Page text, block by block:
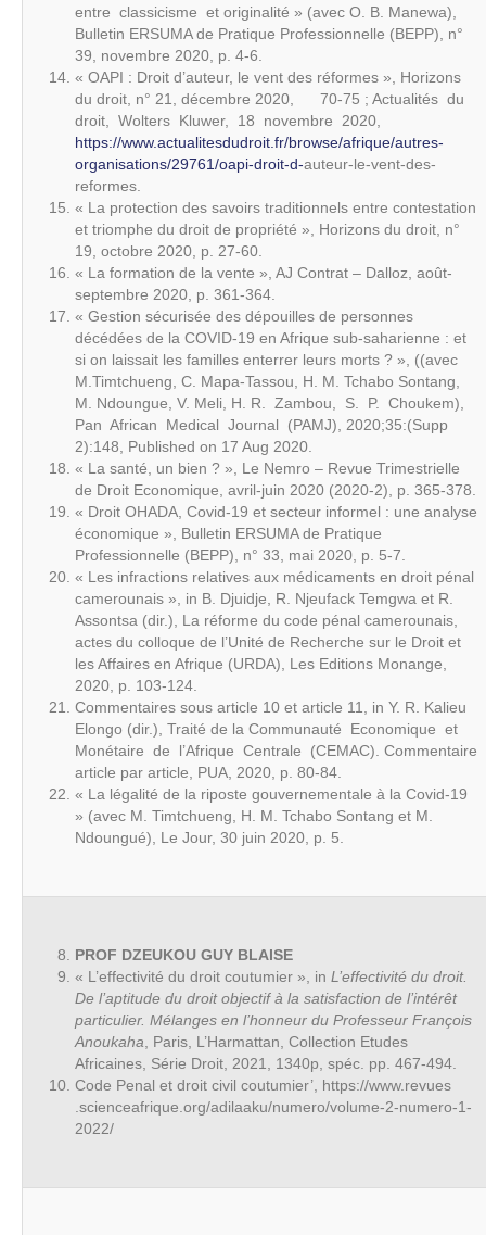
entre classicisme et originalité » (avec O. B. Manewa),
Bulletin ERSUMA de Pratique Professionnelle (BEPP), n°
39, novembre 2020, p. 4-6.
« OAPI : Droit d’auteur, le vent des réformes », Horizons
du droit, n° 21, décembre 2020, 70-75 ; Actualités du
droit, Wolters Kluwer, 18 novembre 2020,
https://www.actualitesdudroit.fr/browse/afrique/autres-
organisations/29761/oapi-droit-d-auteur-le-vent-des-
reformes.
« La protection des savoirs traditionnels entre contestation
et triomphe du droit de propriété », Horizons du droit, n°
19, octobre 2020, p. 27-60.
« La formation de la vente », AJ Contrat – Dalloz, août-
septembre 2020, p. 361-364.
« Gestion sécurisée des dépouilles de personnes
décédées de la COVID-19 en Afrique sub-saharienne : et
si on laissait les familles enterrer leurs morts ? », ((avec
M.Timtchueng, C. Mapa-Tassou, H. M. Tchabo Sontang,
M. Ndoungue, V. Meli, H. R. Zambou, S. P. Choukem),
Pan African Medical Journal (PAMJ), 2020;35:(Supp
2):148, Published on 17 Aug 2020.
« La santé, un bien ? », Le Nemro – Revue Trimestrielle
de Droit Economique, avril-juin 2020 (2020-2), p. 365-378.
« Droit OHADA, Covid-19 et secteur informel : une analyse
économique », Bulletin ERSUMA de Pratique
Professionnelle (BEPP), n° 33, mai 2020, p. 5-7.
« Les infractions relatives aux médicaments en droit pénal
camerounais », in B. Djuidje, R. Njeufack Temgwa et R.
Assontsa (dir.), La réforme du code pénal camerounais,
actes du colloque de l’Unité de Recherche sur le Droit et
les Affaires en Afrique (URDA), Les Editions Monange,
2020, p. 103-124.
Commentaires sous article 10 et article 11, in Y. R. Kalieu
Elongo (dir.), Traité de la Communauté Economique et
Monétaire de l’Afrique Centrale (CEMAC). Commentaire
article par article, PUA, 2020, p. 80-84.
« La légalité de la riposte gouvernementale à la Covid-19
» (avec M. Timtchueng, H. M. Tchabo Sontang et M.
Ndoungué), Le Jour, 30 juin 2020, p. 5.
PROF DZEUKOU GUY BLAISE
« L’effectivité du droit coutumier », in L’effectivité du droit.
De l’aptitude du droit objectif à la satisfaction de l’intérêt
particulier. Mélanges en l’honneur du Professeur François
Anoukaha , Paris, L’Harmattan, Collection Etudes
Africaines, Série Droit, 2021, 1340p, spéc. pp. 467-494.
Code Penal et droit civil coutumier’, https://www.revues
.scienceafrique.org/adilaaku/numero/volume-2-numero-1-
2022/